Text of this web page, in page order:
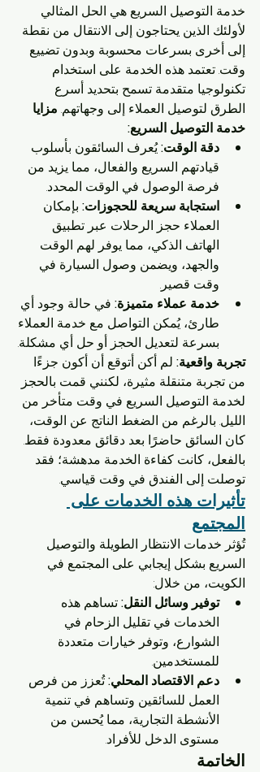
خدمة التوصيل السريع هي الحل المثالي
لأولئك الذين يحتاجون إلى الانتقال من نقطة
إلى أخرى بسرعات محسوبة وبدون تضييع
وقت. تعتمد هذه الخدمة على استخدام
تكنولوجيا متقدمة تسمح بتحديد أسرع
الطرق لتوصيل العملاء إلى وجهاتهم. مزايا
خدمة التوصيل السريع:
دقة الوقت: يُعرف السائقون بأسلوب
قيادتهم السريع والفعال، مما يزيد من
فرصة الوصول في الوقت المحدد.
استجابة سريعة للحجوزات: بإمكان
العملاء حجز الرحلات عبر تطبيق
الهاتف الذكي، مما يوفر لهم الوقت
والجهد، ويضمن وصول السيارة في
وقت قصير.
خدمة عملاء متميزة: في حالة وجود أي
طارئ، يُمكن التواصل مع خدمة العملاء
بسرعة لتعديل الحجز أو حل أي مشكلة.
تجربة واقعية: لم أكن أتوقع أن أكون جزءًا
من تجربة متنقلة مثيرة، لكنني قمت بالحجز
لخدمة التوصيل السريع في وقت متأخر من
الليل. بالرغم من الضغط الناتج عن الوقت،
كان السائق حاضرًا بعد دقائق معدودة فقط.
بالفعل، كانت كفاءة الخدمة مدهشة؛ فقد
توصلت إلى الفندق في وقت قياسي.
تأثيرات هذه الخدمات على
المجتمع
تُؤثر خدمات الانتظار الطويلة والتوصيل
السريع بشكل إيجابي على المجتمع في
الكويت، من خلال:
توفير وسائل النقل: تساهم هذه
الخدمات في تقليل الزحام في
الشوارع، وتوفر خيارات متعددة
للمستخدمين.
دعم الاقتصاد المحلي: تُعزز من فرص
العمل للسائقين وتساهم في تنمية
الأنشطة التجارية، مما يُحسن من
مستوى الدخل للأفراد.
الخاتمة